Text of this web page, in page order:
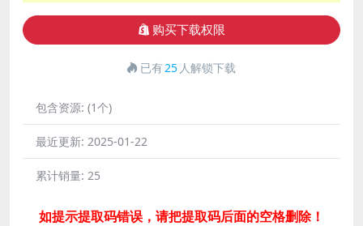
购买下载权限
已有25 人解锁下载
包含资源: (1个)
最近更新: 2025-01-22
累计销量: 25
如提示提取码错误，请把提取码后面的空格删除！